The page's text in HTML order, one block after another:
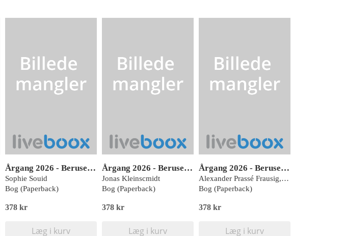
Årgang 2026 - Beruselse: Hunde gøer, før de bider
Sophie Souid
Bog (Paperback)
378 kr
Læg i kurv
Årgang 2026 - Beruselse: Jern
Jonas Kleinscmidt
Bog (Paperback)
378 kr
Læg i kurv
Årgang 2026 - Beruselse: Noveller
Alexander Prassé Frausig, Chaga Signe, Emma Gade, Helle Perrier, Malene Botoft, Maria Thy, Michelle Lyngsdal, Niklas Kahr Rasmussen, Rune Lange Abildgaard og Svend Colding
Bog (Paperback)
378 kr
Læg i kurv